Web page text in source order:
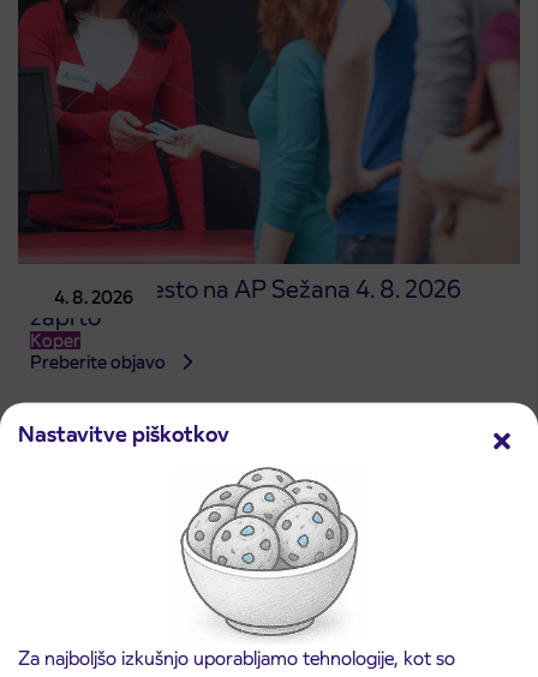
Nastavitve piškotkov
Za najboljšo izkušnjo uporabljamo tehnologije, kot so
4. 8. 2026
Prodajno mesto na AP Sežana 4. 8. 2026
zaprto
Koper
Preberite objavo